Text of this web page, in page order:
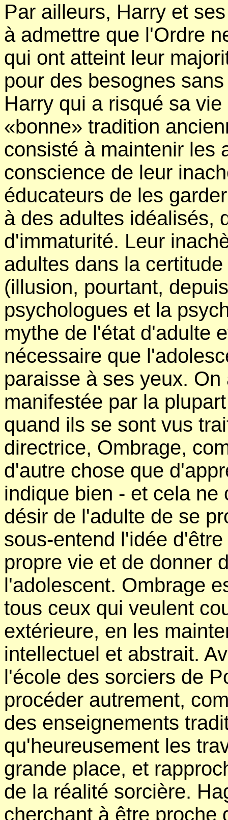
Par ailleurs, Harry et
à admettre que l'Ordre
qui ont atteint leur
pour des besognes
Harry qui a risqué sa
«bonne» tradition
consisté à maintenir les
conscience de leur
éducateurs de les
à des adultes idéalisés,
d'immaturité. Leur
adultes dans la
(illusion, pourtant,
psychologues et la
mythe de l'état d'adulte
nécessaire que
paraisse à ses yeux.
manifestée par la
quand ils se sont vus
directrice, Ombrage,
d'autre chose que
indique bien - et cela
désir de l'adulte de se
sous-entend l'idée
propre vie et de donner
l'adolescent. Ombrage
tous ceux qui veulent
extérieure, en les
intellectuel et abstrait.
l'école des sorciers de
procéder autrement,
des enseignements
qu'heureusement les
grande place, et
de la réalité sorcière.
cherchant à être proche